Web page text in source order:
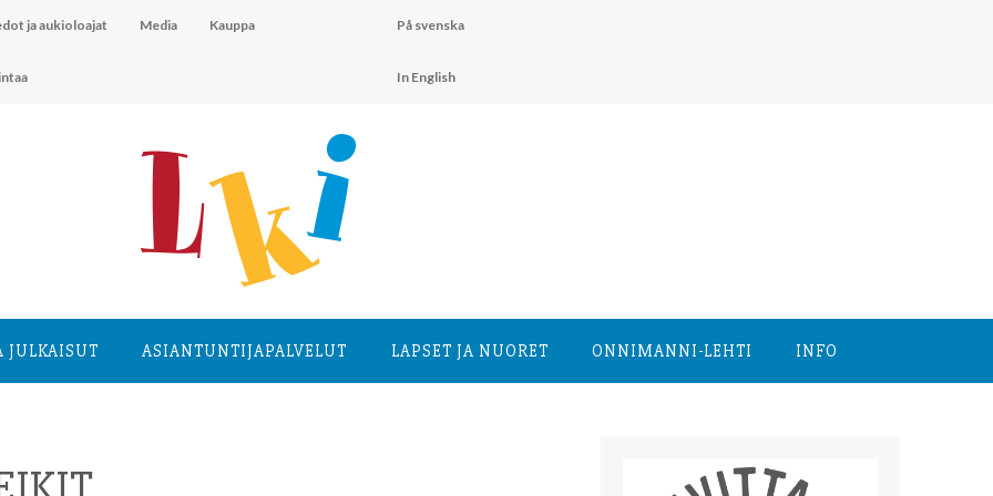
ja aukioloajat Media Kauppa På svenska
In English
JULKAISUT ASIANTUNTIJA­PALVELUT LAPSET JA NUORET ONNIMANNI-LEHTI INFO